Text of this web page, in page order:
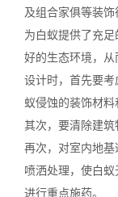
及组合家俱等装
为白蚁提供了充
好的生态环境，
设计时，首先要
蚁侵蚀的装饰材料
其次，要清除建筑
再次，对室内地
喷洒处理，使白
进行重点施药。